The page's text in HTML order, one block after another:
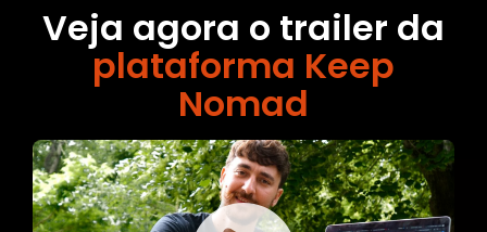
Veja agora o trailer da
plataforma Keep
Nomad​